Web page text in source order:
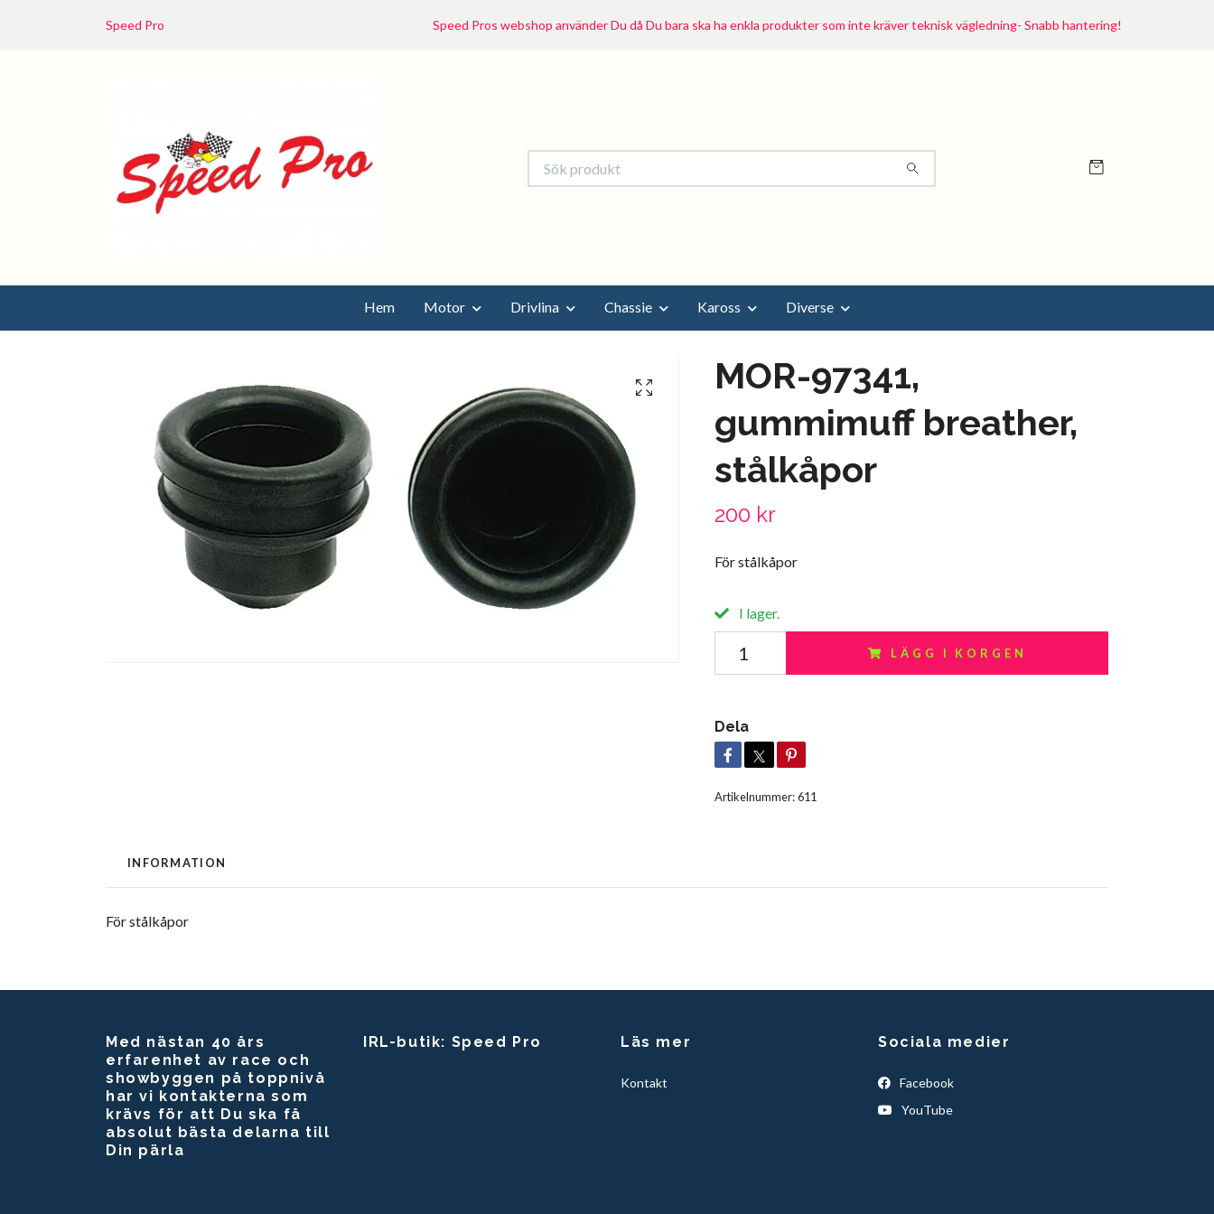
Speed Pro Speed Pros webshop använder Du då Du bara ska ha enkla produkter som inte kräver teknisk vägledning- Snabb hantering!
Hem Motor Drivlina Chassie Kaross Diverse
MOR-97341,
gummimuff breather,
stålkåpor
200 kr
För stålkåpor
I lager.
LÄGG I KORGEN
Dela
Artikelnummer:611
INFORMATION
För stålkåpor
Med nästan 40 års
erfarenhet av race och
showbyggen på toppnivå
har vi kontakterna som
krävs för att Du ska få
absolut bästa delarna till
Din pärla
IRL-butik: Speed Pro Läs mer
Kontakt
Sociala medier
Facebook
YouTube